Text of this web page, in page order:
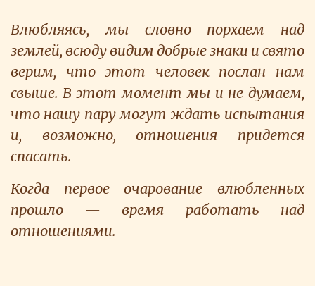
Влюбляясь, мы словно порхаем над
землей, всюду видим добрые знаки и свято
верим, что этот человек послан нам
свыше. В этот момент мы и не думаем,
что нашу пару могут ждать испытания
и, возможно, отношения придется
спасать.
Когда первое очарование влюбленных
прошло — время работать над
отношениями.